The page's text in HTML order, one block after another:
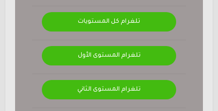
تلغرام كل المستويات
تلغرام المستوى الأول
تلغرام المستوى الثاني